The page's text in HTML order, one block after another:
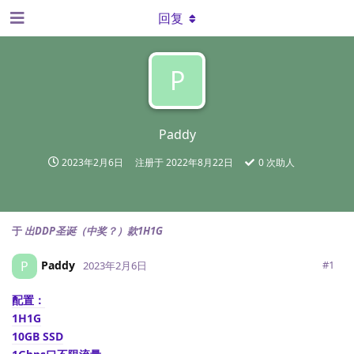
P
Paddy
2023年2月6日 注册于2022年8月22日 0次助人
回复
于 出DDP圣诞（中奖？）款1H1G
P Paddy 2023年2月6日 #1
配置：
1H1G
10GB SSD